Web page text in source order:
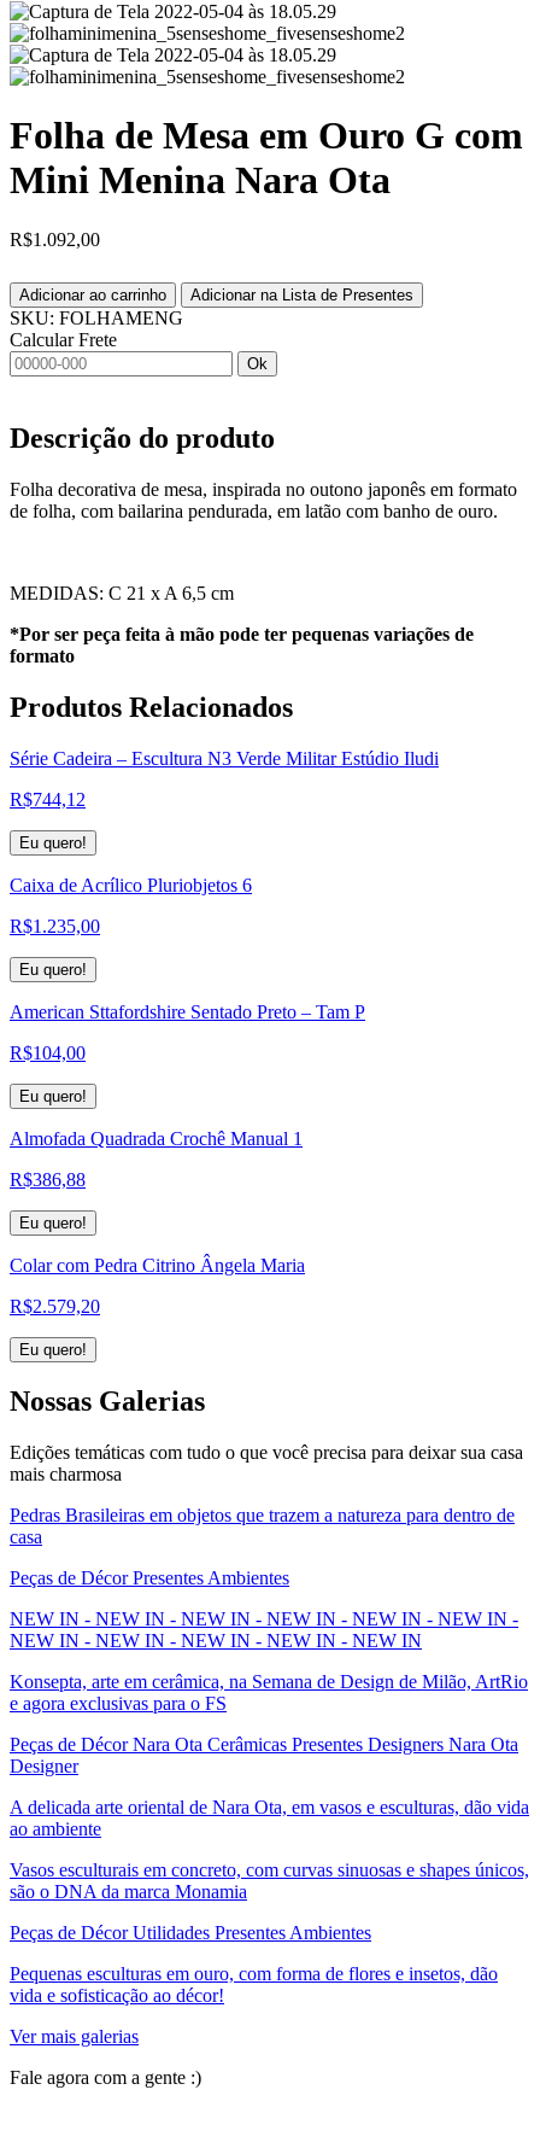
Folha de Mesa em Ouro G com
Mini Menina Nara Ota
R$1.092,00
Adicionar ao carrinho Adicionar na Lista de Presentes
SKU: FOLHAMENG
Calcular Frete
Ok
Descrição do produto
Folha decorativa de mesa, inspirada no outono japonês em formato
de folha, com bailarina pendurada, em latão com banho de ouro.
MEDIDAS: C 21 x A 6,5 cm
*Por ser peça feita à mão pode ter pequenas variações de
formato
Produtos Relacionados
Série Cadeira – Escultura N3 Verde Militar Estúdio Iludi
R$744,12
Eu quero!
Caixa de Acrílico Pluriobjetos 6
R$1.235,00
Eu quero!
American Sttafordshire Sentado Preto – Tam P
R$104,00
Eu quero!
Almofada Quadrada Crochê Manual 1
R$386,88
Eu quero!
Colar com Pedra Citrino Ângela Maria
R$2.579,20
Eu quero!
Nossas Galerias
Edições temáticas com tudo o que você precisa para deixar sua casa
mais charmosa
Pedras Brasileiras em objetos que trazem a natureza para dentro de
casa
Peças de Décor Presentes Ambientes
NEW IN - NEW IN - NEW IN - NEW IN - NEW IN - NEW IN -
NEW IN - NEW IN - NEW IN - NEW IN - NEW IN
Konsepta, arte em cerâmica, na Semana de Design de Milão, ArtRio
e agora exclusivas para o FS
Peças de Décor Nara Ota Cerâmicas Presentes Designers Nara Ota
Designer
A delicada arte oriental de Nara Ota, em vasos e esculturas, dão vida
ao ambiente
Vasos esculturais em concreto, com curvas sinuosas e shapes únicos,
são o DNA da marca Monamia
Peças de Décor Utilidades Presentes Ambientes
Pequenas esculturas em ouro, com forma de flores e insetos, dão
vida e sofisticação ao décor!
Ver mais galerias
Fale agora com a gente :)